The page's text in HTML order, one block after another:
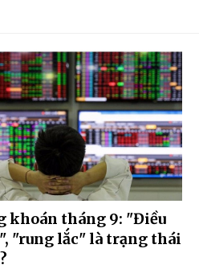
khoán tháng 9: "Điều
"rung lắc" là trạng thái